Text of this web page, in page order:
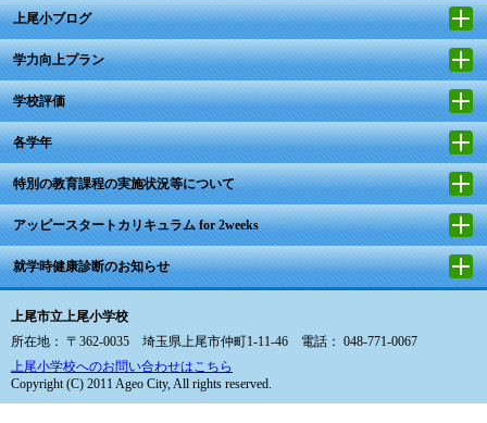
上尾小ブログ
学力向上プラン
学校評価
各学年
特別の教育課程の実施状況等について
アッピースタートカリキュラム for 2weeks
就学時健康診断のお知らせ
上尾市立上尾小学校
所在地： 〒362-0035 埼玉県上尾市仲町1-11-46 電話： 048-771-0067
上尾小学校へのお問い合わせはこちら
Copyright (C) 2011 Ageo City, All rights reserved.